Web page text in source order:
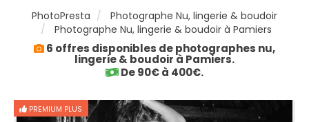
PhotoPresta
Photographe Nu, lingerie & boudoir
Photographe Nu, lingerie & boudoir à Pamiers
6 offres disponibles de photographes nu,
lingerie & boudoir à Pamiers.
De 90€ à 400€.
PREMIUM PLUS